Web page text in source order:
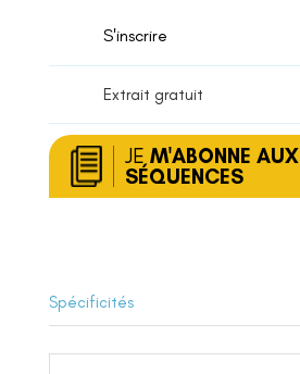
noms
S'inscrire
Extrait gratuit
JE M'ABONNE AUX
SÉQUENCES
Spécificités